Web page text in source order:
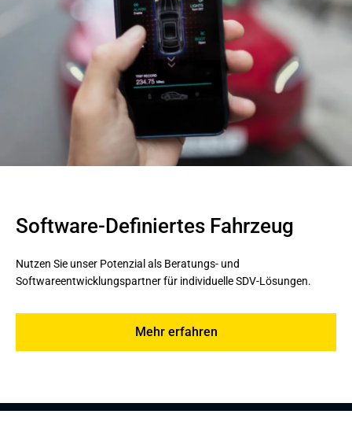
Software-Definiertes Fahrzeug
Nutzen Sie unser Potenzial als Beratungs- und
Softwareentwicklungspartner für individuelle SDV-Lösungen.
Mehr erfahren